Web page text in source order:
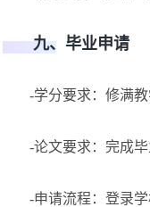
九、毕业申请
-学分要求：修满教
-论文要求：完成毕
-申请流程：登录学